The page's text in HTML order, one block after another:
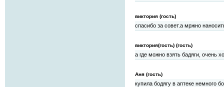
виктория (гость)
спасибо за совет.а мржно
виктория(гость) (гость)
а где можно взять бадяги, очень
Аня (гость)
купила бодягу в аптеке немного